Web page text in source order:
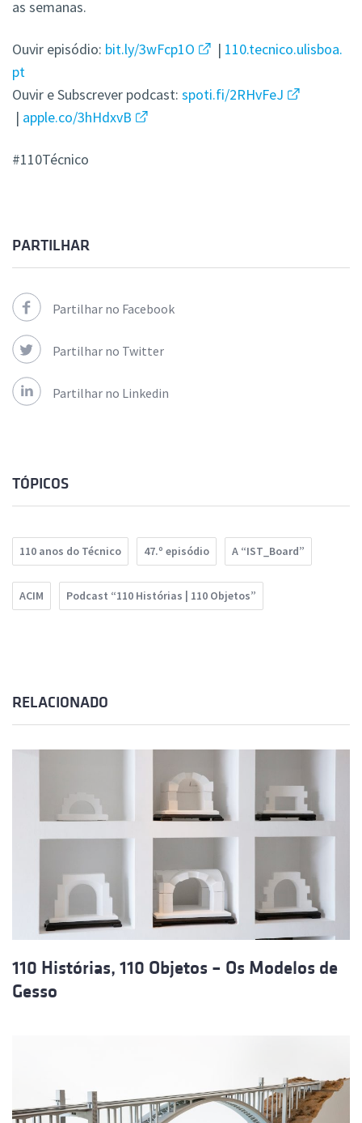
as semanas.
Ouvir episódio: bit.ly/3wFcp1O | 110.tecnico.ulisboa.
pt
Ouvir e Subscrever podcast: spoti.fi/2RHvFeJ
| apple.co/3hHdxvB
#110Técnico
PARTILHAR
Partilhar no Facebook
Partilhar no Twitter
Partilhar no Linkedin
TÓPICOS
110 anos do Técnico 47.º episódio A “IST_Board”
ACIM Podcast “110 Histórias | 110 Objetos”
RELACIONADO
110 Histórias, 110 Objetos – Os Modelos de
Gesso